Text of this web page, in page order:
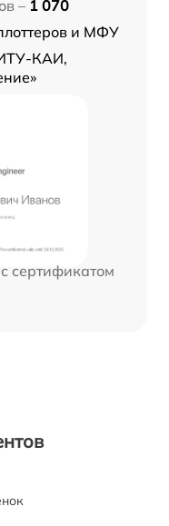
– 1 070
и МФУ
КАИ,
сертификатом